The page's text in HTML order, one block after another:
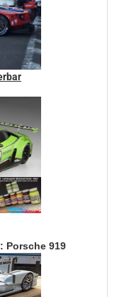
Porsche 919